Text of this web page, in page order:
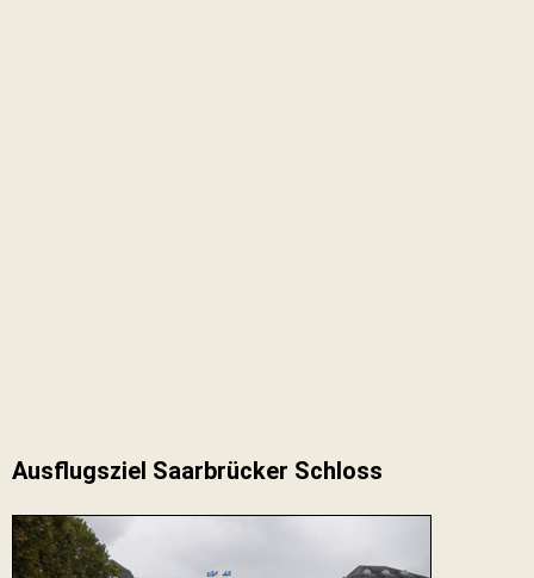
Ausflugsziel Saarbrücker Schloss